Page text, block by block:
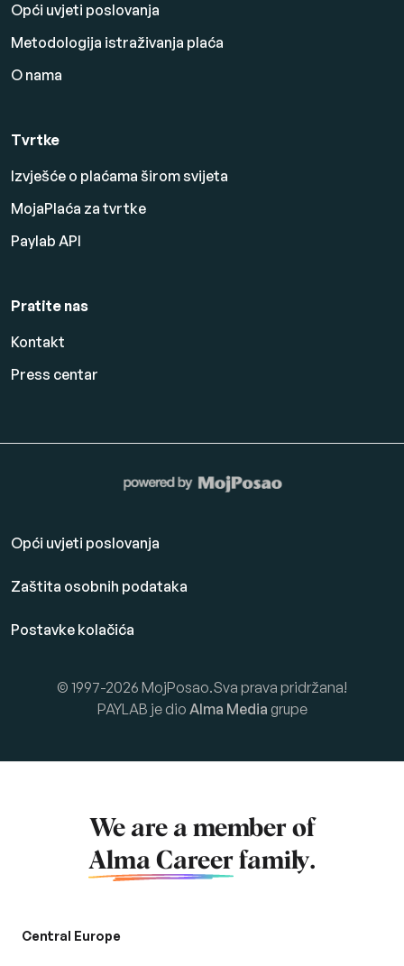
Opći uvjeti poslovanja
Metodologija istraživanja plaća
O nama
Tvrtke
Izvješće o plaćama širom svijeta
MojaPlaća za tvrtke
Paylab API
Pratite nas
Kontakt
Press centar
Opći uvjeti poslovanja
Zaštita osobnih podataka
Postavke kolačića
© 1997-2026 MojPosao.Sva prava pridržana!
PAYLAB je dio Alma Media grupe
We are a member of
Alma Career family.
Central Europe